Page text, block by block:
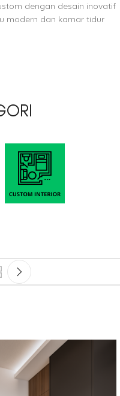
dengan desain inovatif
modern dan kamar tidur